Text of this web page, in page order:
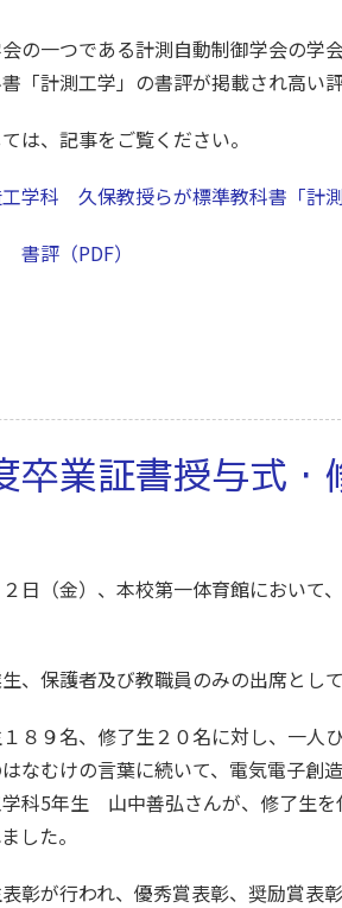
の一つである計測自動制御学会の学
「計測工学」の書評が掲載され高い
は、記事をご覧ください。
工学科 久保教授らが標準教科書「計
書評（PDF）
卒業証書授与式
日（金）、本校第一体育館において
、保護者及び教職員のみの出席とし
８９名、修了生２０名に対し、 一人
なむけの言葉に続いて、電気電子
学科5年生 山中善弘さんが、修了生
した。
彰が行われ、優秀賞表彰、奨励賞表